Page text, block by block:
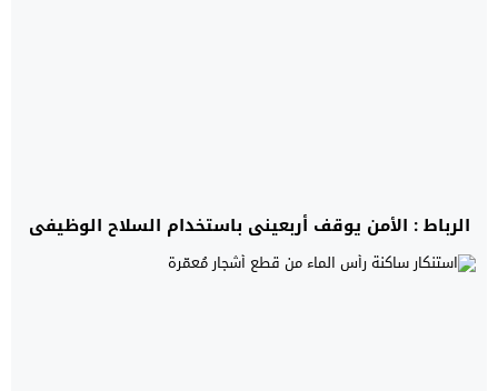
الرباط : الأمن يوقف أربعيني باستخدام السلاح الوظيفي